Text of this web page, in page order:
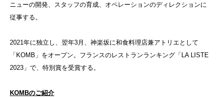
ニューの開発、スタッフの育成、オペレーションのディレクションに
従事する。
2021年に独立し、翌年3月、神楽坂に和食料理店兼アトリエとして
「KOMB」をオープン。フランスのレストランランキング「LA LISTE
2023」で、特別賞を受賞する。
KOMBのご紹介